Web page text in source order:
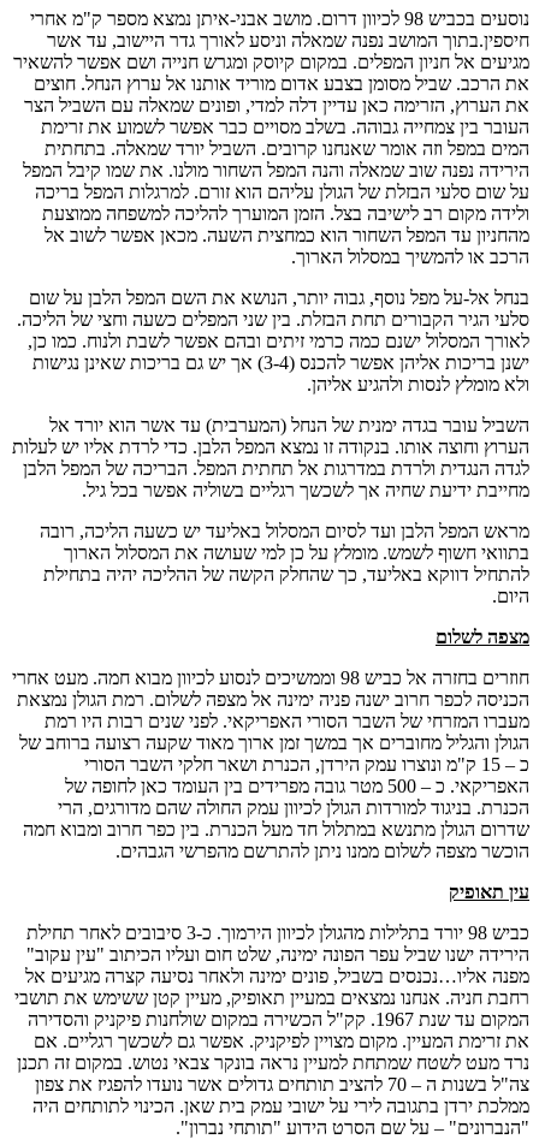
נוסעים בכביש 98 לכיוון דרום. מושב אבני-איתן נמצא מספר ק"מ אחרי
חיספין.בתוך המושב נפנה שמאלה וניסע לאורך גדר היישוב, עד אשר
מגיעים אל חניון המפלים. במקום קיוסק ומגרש חנייה ושם אפשר להשאיר
את הרכב. שביל מסומן בצבע אדום מוריד אותנו אל ערוץ הנחל. חוצים
את הערוץ, הזרימה כאן עדיין דלה למדי, ופונים שמאלה עם השביל הצר
העובר בין צמחייה גבוהה. בשלב מסויים כבר אפשר לשמוע את זרימת
המים במפל וזה אומר שאנחנו קרובים. השביל יורד שמאלה. בתחתית
הירידה נפנה שוב שמאלה והנה המפל השחור מולנו. את שמו קיבל המפל
על שום סלעי הבזלת של הגולן עליהם הוא זורם. למרגלות המפל בריכה
ולידה מקום רב לישיבה בצל. הזמן המוערך להליכה למשפחה ממוצעת
מהחניון עד המפל השחור הוא כמחצית השעה. מכאן אפשר לשוב אל
הרכב או להמשיך במסלול הארוך.
בנחל אל-על מפל נוסף, גבוה יותר, הנושא את השם המפל הלבן על שום
סלעי הגיר הקבורים תחת הבזלת. בין שני המפלים כשעה וחצי של הליכה.
לאורך המסלול ישנם כמה כרמי זיתים ובהם אפשר לשבת ולנוח. כמו כן,
ישנן בריכות אליהן אפשר להכנס (3-4) אך יש גם בריכות שאינן נגישות
ולא מומלץ לנסות ולהגיע אליהן.
השביל עובר בגדה ימנית של הנחל (המערבית) עד אשר הוא יורד אל
הערוץ וחוצה אותו. בנקודה זו נמצא המפל הלבן. כדי לרדת אליו יש לעלות
לגדה הנגדית ולרדת במדרגות אל תחתית המפל. הבריכה של המפל הלבן
מחייבת ידיעת שחיה אך לשכשך רגליים בשוליה אפשר בכל גיל.
מראש המפל הלבן ועד לסיום המסלול באליעד יש כשעה הליכה, רובה
בתוואי חשוף לשמש. מומלץ על כן למי שעושה את המסלול הארוך
להתחיל דווקא באליעד, כך שהחלק הקשה של ההליכה יהיה בתחילת
היום.
מצפה לשלום
חוזרים בחזרה אל כביש 98 וממשיכים לנסוע לכיוון מבוא חמה. מעט אחרי
הכניסה לכפר חרוב ישנה פניה ימינה אל מצפה לשלום. רמת הגולן נמצאת
מעברו המזרחי של השבר הסורי האפריקאי. לפני שנים רבות היו רמת
הגולן והגליל מחוברים אך במשך זמן ארוך מאוד שקעה רצועה ברוחב של
כ – 15 ק"מ ונוצרו עמק הירדן, הכנרת ושאר חלקי השבר הסורי
האפריקאי. כ – 500 מטר גובה מפרידים בין העומד כאן לחופה של
הכנרת. בניגוד למורדות הגולן לכיוון עמק החולה שהם מדורגים, הרי
שדרום הגולן מתנשא במתלול חד מעל הכנרת. בין כפר חרוב ומבוא חמה
הוכשר מצפה לשלום ממנו ניתן להתרשם מהפרשי הגבהים.
עין תאופיק
כביש 98 יורד בתלילות מהגולן לכיוון הירמוך. כ-3 סיבובים לאחר תחילת
הירידה ישנו שביל עפר הפונה ימינה, שלט חום ועליו הכיתוב "עין עקוב"
מפנה אליו…נכנסים בשביל, פונים ימינה ולאחר נסיעה קצרה מגיעים אל
רחבת חניה. אנחנו נמצאים במעיין תאופיק, מעיין קטן ששימש את תושבי
המקום עד שנת 1967. קק"ל הכשירה במקום שולחנות פיקניק והסדירה
את זרימת המעיין. מקום מצויין לפיקניק. אפשר גם לשכשך רגליים. אם
נרד מעט לשטח שמתחת למעיין נראה בונקר צבאי נטוש. במקום זה תכנן
צה"ל בשנות ה – 70 להציב תותחים גדולים אשר נועדו להפגיז את צפון
ממלכת ירדן בתגובה לירי על ישובי עמק בית שאן. הכינוי לתותחים היה
"הנברונים" – על שם הסרט הידוע "תותחי נברון".